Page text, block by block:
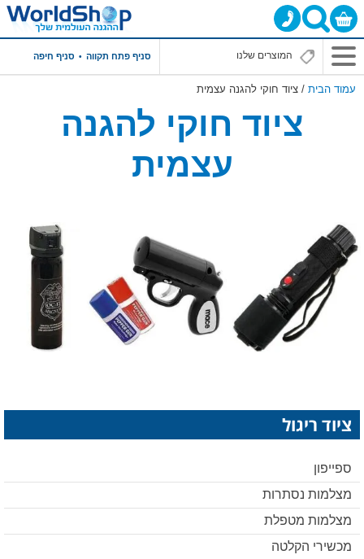
סניף פתח תקווה סניף חיפה
עמוד הבית / ציוד חוקי להגנה עצמית
ציוד חוקי להגנה
עצמית
ציוד ריגול
ספייפון
מצלמות נסתרות
מצלמות מטפלת
מכשירי הקלטה